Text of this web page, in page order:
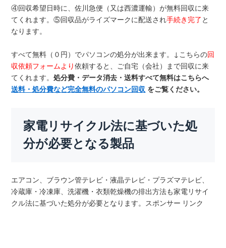
④回収希望日時に、佐川急便（又は西濃運輸）が無料回収に来
てくれます。⑤回収品がライズマークに配送され手続き完了 と
なります。
すべて無料（０円）でパソコンの処分が出来ます。↓こちらの回
収依頼フォームより依頼すると、ご自宅（会社）まで回収に来
てくれます。処分費・データ消去・送料すべて無料はこちらへ
送料・処分費など完全無料のパソコン回収 をご覧ください。
家電リサイクル法に基づいた処
分が必要となる製品
エアコン、ブラウン管テレビ・液晶テレビ・プラズマテレビ、
冷蔵庫・冷凍庫、洗濯機・衣類乾燥機の排出方法も家電リサイ
クル法に基づいた処分が必要となります。スポンサー リンク